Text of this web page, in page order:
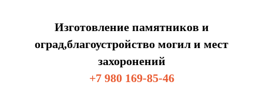
Изготовление памятников и
оград,благоустройство могил и мест
захоронений
+7 980 169-85-46